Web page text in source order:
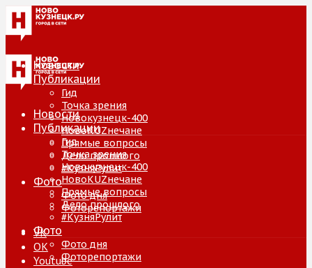
Новости
Публикации
Гид
Точка зрения
Новокузнецк-400
НовоKUZнечане
Прямые вопросы
Дело прошлого
#КузняРулит
Фото
Фото дня
Фоторепортажи
VK
ОК
Youtube
Новости
Публикации
Гид
Точка зрения
Новокузнецк-400
НовоKUZнечане
Прямые вопросы
Дело прошлого
#КузняРулит
Фото
Фото дня
Фоторепортажи